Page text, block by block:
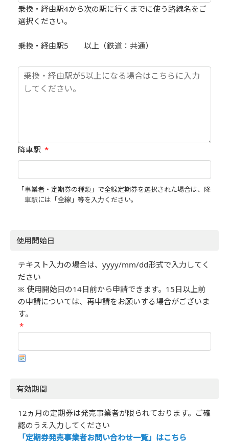
乗換・経由駅4から次の駅に行くまでに使う路線名をご
選択ください。
乗換・経由駅5 以上（鉄道：共通）
降車駅 *
「事業者・定期券の種類」で全線定期券を選択された場合は、降
車駅には「全線」等を入力ください。
使用開始日
テキスト入力の場合は、yyyy/mm/dd形式で入力してく
ださい
※ 使用開始日の14日前から申請できます。15日以上前
の申請については、再申請をお願いする場合がございま
す。
*
有効期間
12ヵ月の定期券は発売事業者が限られております。ご確
認のうえ入力してください
「定期券発売事業者お問い合わせ一覧」はこちら